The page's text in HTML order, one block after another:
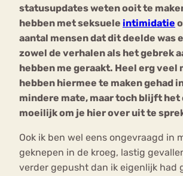
statusupdates weten ooit te
hebben met seksuele intimidatie
aantal mensen dat dit deelde was
zowel de verhalen als het gebrek
hebben me geraakt. Heel erg veel
hebben hiermee te maken gehad
mindere mate, maar toch blijft
moeilijk om je hier over uit te
Ook ik ben wel eens ongevraagd in
geknepen in de kroeg, lastig
verder gepusht dan ik eigenlijk had